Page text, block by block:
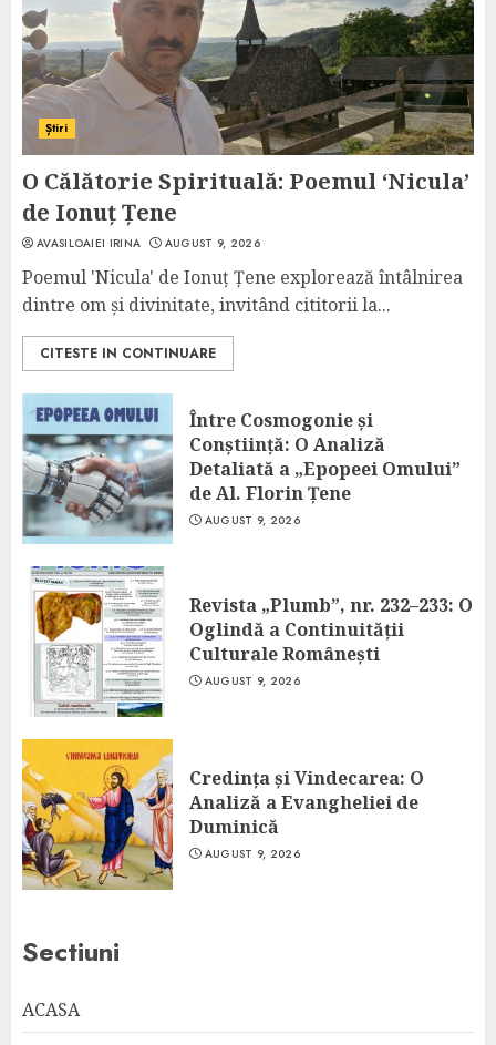
Știri
O Călătorie Spirituală: Poemul ‘Nicula’
de Ionuț Țene
AVASILOAIEI IRINA AUGUST 9, 2026
Poemul 'Nicula' de Ionuț Țene explorează întâlnirea
dintre om și divinitate, invitând cititorii la...
CITESTE IN CONTINUARE
Între Cosmogonie și
Conștiință: O Analiză
Detaliată a „Epopeei Omului”
de Al. Florin Țene
AUGUST 9, 2026
Revista „Plumb”, nr. 232–233: O
Oglindă a Continuității
Culturale Românești
AUGUST 9, 2026
Credința și Vindecarea: O
Analiză a Evangheliei de
Duminică
AUGUST 9, 2026
Sectiuni
ACASA